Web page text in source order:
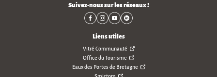
Liens utiles
Vitré Communauté
Office du Tourisme
Eaux des Portes de Bretagne
Suivez-nous sur les réseaux !